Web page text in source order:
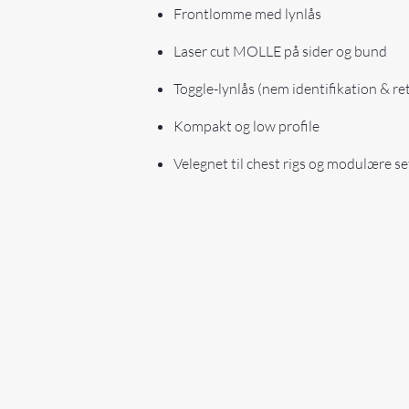
Frontlomme med lynlås
Laser cut MOLLE på sider og bund
Toggle-lynlås (nem identifikation &
Kompakt og low profile
Velegnet til chest rigs og modulære